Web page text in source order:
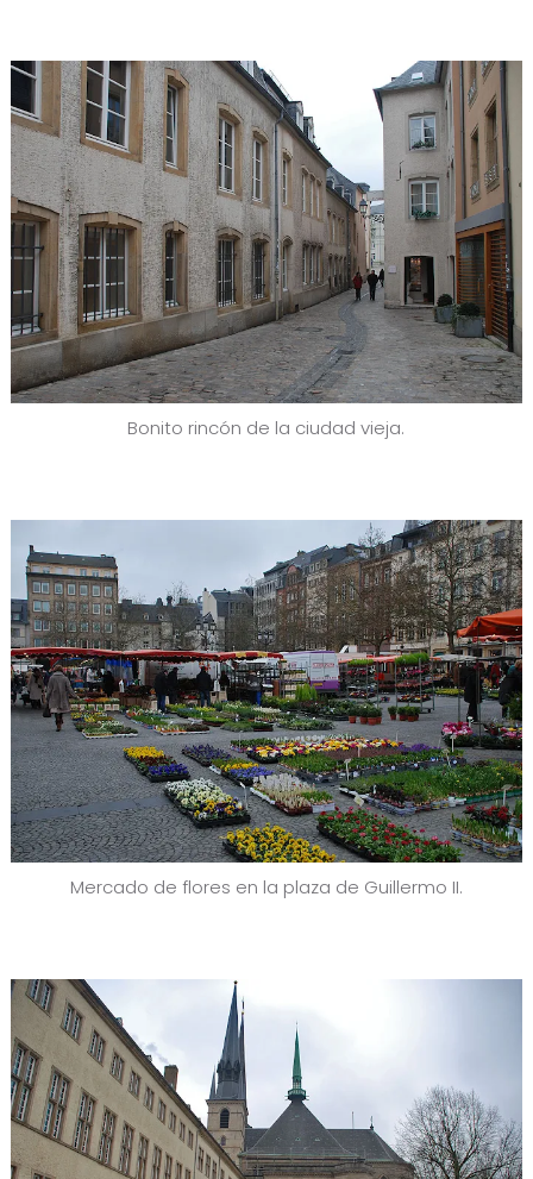
Bonito rincón de la ciudad vieja.
Mercado de flores en la plaza de Guillermo II.